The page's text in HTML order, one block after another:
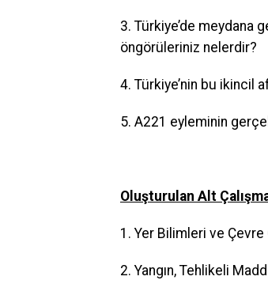
3. Türkiye’de meydana
öngörüleriniz nelerdir?
4. Türkiye’nin bu ikincil
5. A221 eyleminin
Oluşturulan Alt
1. Yer Bilimleri ve Çevre
2. Yangın, Tehlikeli